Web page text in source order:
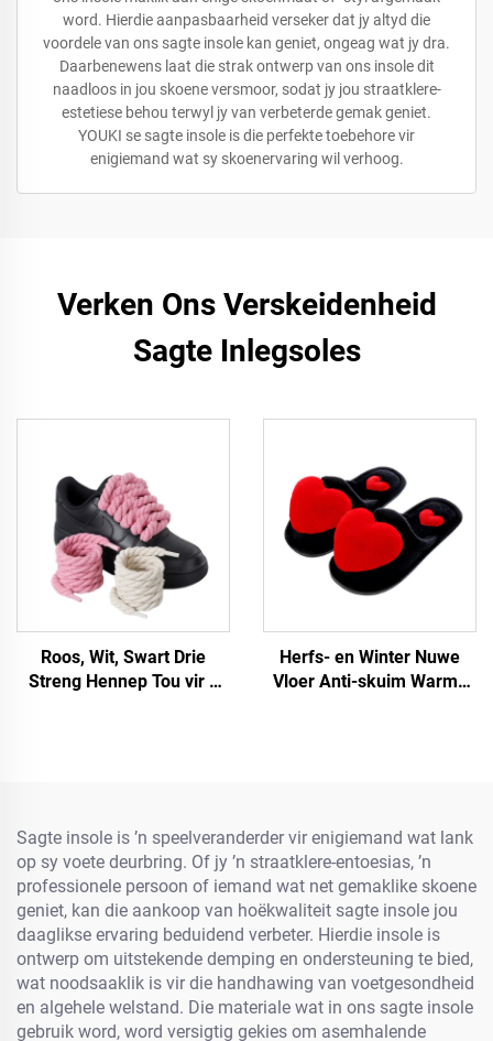
word. Hierdie aanpasbaarheid verseker dat jy altyd die
voordele van ons sagte insole kan geniet, ongeag wat jy dra.
Daarbenewens laat die strak ontwerp van ons insole dit
naadloos in jou skoene versmoor, sodat jy jou straatklere-
estetiese behou terwyl jy van verbeterde gemak geniet.
YOUKI se sagte insole is die perfekte toebehore vir
enigiemand wat sy skoenervaring wil verhoog.
Verken Ons Verskeidenheid
Sagte Inlegsoles
Roos, Wit, Swart Drie
Streng Hennep Tou vir a
Herfs- en Winter Nuwe
Vloer Anti-skuim Warme
Sagte insole is ’n speelveranderder vir enigiemand wat lank
op sy voete deurbring. Of jy ’n straatklere-entoesias, ’n
professionele persoon of iemand wat net gemaklike skoene
geniet, kan die aankoop van hoëkwaliteit sagte insole jou
daaglikse ervaring beduidend verbeter. Hierdie insole is
ontwerp om uitstekende demping en ondersteuning te bied,
wat noodsaaklik is vir die handhawing van voetgesondheid
en algehele welstand. Die materiale wat in ons sagte insole
gebruik word, word versigtig gekies om asemhalende